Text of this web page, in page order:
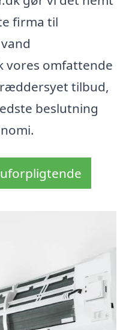
firma til
vores omfattende
tilbud,
beslutning